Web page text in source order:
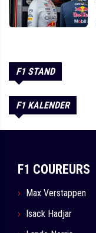
F1 STAND
F1 KALENDER
F1 COUREURS
Max Verstappen
Isack Hadjar